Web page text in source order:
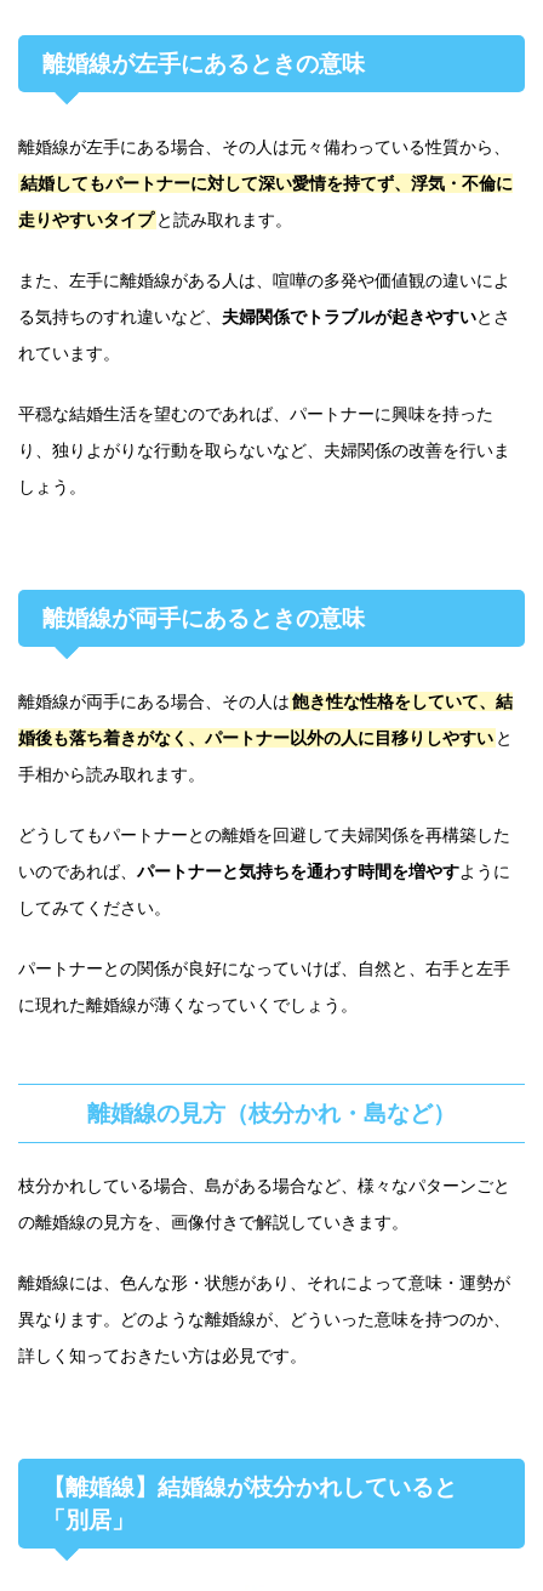
離婚線が左手にあるときの意味
離婚線が左手にある場合、その人は元々備わっている性質から、
結婚してもパートナーに対して深い愛情を持てず、浮気・不倫に
走りやすいタイプ と読み取れます。
また、左手に離婚線がある人は、喧嘩の多発や価値観の違いによ
る気持ちのすれ違いなど、 夫婦関係でトラブルが起きやすいとさ
れています。
平穏な結婚生活を望むのであれば、パートナーに興味を持った
り、独りよがりな行動を取らないなど、夫婦関係の改善を行いま
しょう。
離婚線が両手にあるときの意味
離婚線が両手にある場合、その人は飽き性な性格をしていて、結
婚後も落ち着きがなく、パートナー以外の人に目移りしやすい と
手相から読み取れます。
どうしてもパートナーとの離婚を回避して夫婦関係を再構築した
いのであれば、 パートナーと気持ちを通わす時間を増やすように
してみてください。
パートナーとの関係が良好になっていけば、自然と、右手と左手
に現れた離婚線が薄くなっていくでしょう。
離婚線の見方（枝分かれ・島など）
枝分かれしている場合、島がある場合など、様々なパターンごと
の離婚線の見方を、画像付きで解説していきます。
離婚線には、色んな形・状態があり、それによって意味・運勢が
異なります。どのような離婚線が、どういった意味を持つのか、
詳しく知っておきたい方は必見です。
【離婚線】結婚線が枝分かれしていると
「別居」